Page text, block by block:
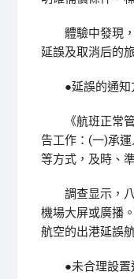
體驗中發現，
延誤及取消后的
●延誤的通知
《航班正常管
告工作：(一)承
等方式，及時、
調查显示，八
機場大屏或廣播
航空的出港延誤
●未合理設置